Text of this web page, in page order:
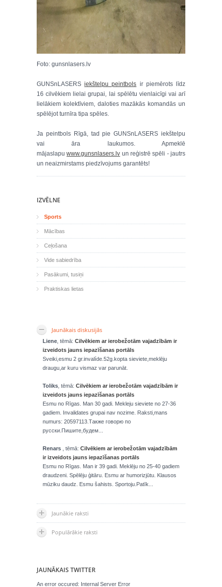
Foto: gunsnlasers.lv
GUNSnLASERSiekštelpu peintbols ir piemērots līdz
16 cilvēkiem lielai grupai, lai spēlētu vienlaicīgi vai arī
lielākiem kolektīviem, daloties mazākās komandās un
spēlējot turnīra tipa spēles.
Ja peintbols Rīgā, tad pie GUNSnLASERS iekštelpu
vai āra laukumos. Apmeklē
mājaslapuwww.gunsnlasers.lv un reģistrē spēli - jautrs
un neaizmirstams piedzīvojums garantēts!
IZVĒLNE
Sports
Mācības
Ceļošana
Vide sabiedrība
Pasākumi, tusiņi
Praktiskas lietas
Jaunākais diskusijās
Liene , tēmā: Cilvēkiem ar ierobežotām vajadzībām ir
izveidots jauns iepazīšanas portāls
Sveiki,esmu 2 gr.invalíde.52g.kopta sieviete,meklēju
draugu,ar kuru vismaz var parunāt.
Toliks , tēmā: Cilvēkiem ar ierobežotām vajadzībām ir
izveidots jauns iepazīšanas portāls
Esmu no Rīgas. Man 30 gadi. Mekleju sieviete no 27-36
gadiem. Invalidates grupai nav nozime. Raksti,mans
numurs: 20597113.Также говорю по
русски.Пишите,будем...
Renars , tēmā: Cilvēkiem ar ierobežotām vajadzībām
ir izveidots jauns iepazīšanas portāls
Esmu no Rīgas. Man ir 39 gadi. Meklēju no 25-40 gadiem
draudzeni. Spēlēju ģitāru. Esmu ar humorizjūtu. Klausos
mūziku daudz. Esmu šahists. Sportoju.Patīk...
Jaunākie raksti
Populārākie raksti
JAUNĀKAIS TWITTER
An error occured: Internal Server Error